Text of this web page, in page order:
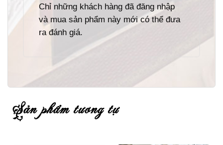
Chỉ những khách hàng đã đăng nhập
và mua sản phẩm này mới có thể đưa
ra đánh giá.
sản phẩm tương tự